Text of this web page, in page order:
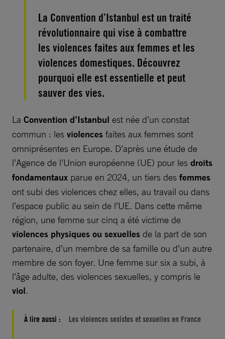
La Convention d’Istanbul est un traité
révolutionnaire qui vise à combattre
les violences faites aux femmes et les
violences domestiques. Découvrez
pourquoi elle est essentielle et peut
sauver des vies.
La Convention d’Istanbul est née d’un constat
commun : les violences faites aux femmes sont
omniprésentes en Europe. D’après une étude de
l’Agence de l’Union européenne (UE) pour les droits
fondamentaux parue en 2024, un tiers des femmes
ont subi des violences chez elles, au travail ou dans
l’espace public au sein de l’UE. Dans cette même
région, une femme sur cinq a été victime de
violences physiques ou sexuelles de la part de son
partenaire, d’un membre de sa famille ou d’un autre
membre de son foyer. Une femme sur six a subi, à
l’âge adulte, des violences sexuelles, y compris le
viol.
À lire aussi : Les violences sexistes et sexuelles en France